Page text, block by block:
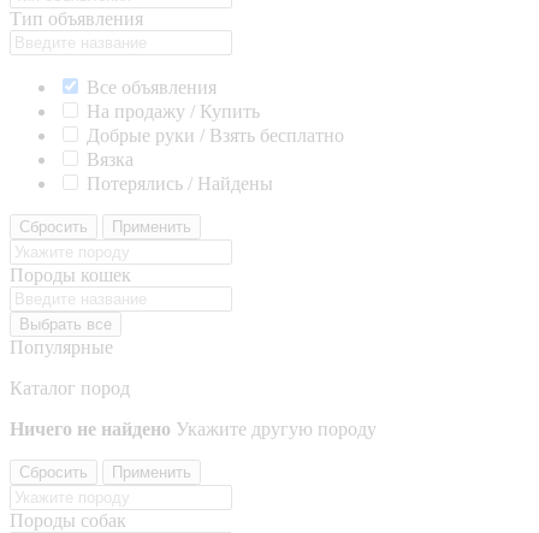
Тип объявления
Все объявления
На продажу / Купить
Добрые руки / Взять бесплатно
Вязка
Потерялись / Найдены
Сбросить Применить
Породы кошек
Выбрать все
Популярные
Каталог пород
Ничего не найдено Укажите другую породу
Сбросить Применить
Породы собак